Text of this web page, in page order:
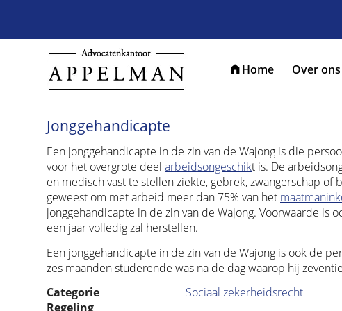
Home Over ons
Jonggehandicapte
Een jonggehandicapte in de zin van de Wajong is die
voor het overgrote deel arbeidsongeschikt is. De
en medisch vast te stellen ziekte, gebrek, zwangerschap
geweest om met arbeid meer dan 75% van het
jonggehandicapte in de zin van de Wajong. Voorwaarde
een jaar volledig zal herstellen.
Een jonggehandicapte in de zin van de Wajong is ook de
zes maanden studerende was na de dag waarop hij
Categorie
Sociaal zekerheidsrecht
Regeling